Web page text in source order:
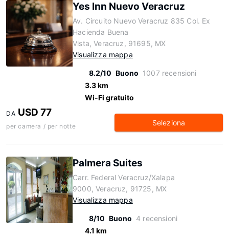
Yes Inn Nuevo Veracruz
Av. Circuito Nuevo Veracruz 835 Col. Ex
Hacienda Buena
Vista, Veracruz, 91695, MX
Visualizza mappa
8.2/10 Buono 1007 recensioni
3.3 km
Wi-Fi gratuito
DA USD 77
per camera / per notte Seleziona
Palmera Suites
Carr. Federal Veracruz/Xalapa
9000, Veracruz, 91725, MX
Visualizza mappa
8/10 Buono 4 recensioni
4.1 km